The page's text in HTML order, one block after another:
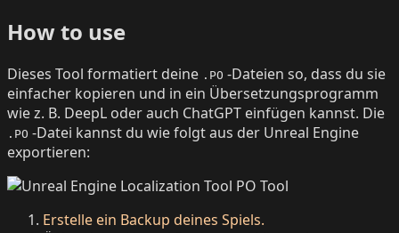
How to use
Dieses Tool formatiert deine .PO -Dateien so, dass du sie
einfacher kopieren und in ein Übersetzungsprogramm
wie z. B. DeepL oder auch ChatGPT einfügen kannst. Die
.PO -Datei kannst du wie folgt aus der Unreal Engine
exportieren:
Erstelle ein Backup deines Spiels.